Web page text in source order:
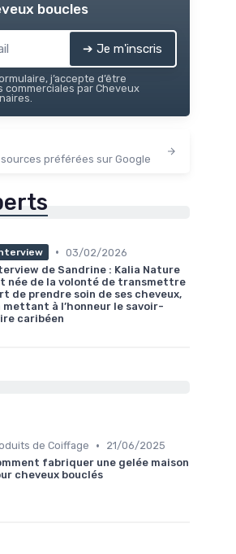
boucles
➔ Je m'inscris
j’accepte d’être
commerciales par Cheveux
préférées sur Google
• 03/02/2026
de Sandrine : Kalia Nature
née de la volonté de transmettre
de prendre soin de ses cheveux,
mettant à l’honneur le savoir-
caribéen
de Coiffage •
21/06/2025
fabriquer une gelée maison
cheveux bouclés